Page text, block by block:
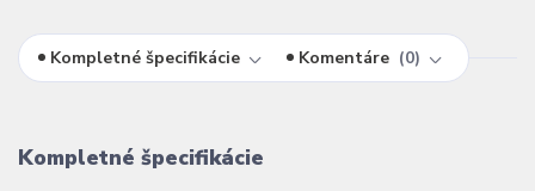
Kompletné špecifikácie Komentáre 0
Kompletné špecifikácie